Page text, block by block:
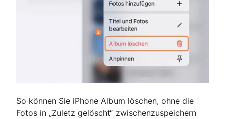
So können Sie iPhone Album löschen, ohne die
Fotos in „Zuletz gelöscht“ zwischenzuspeichern